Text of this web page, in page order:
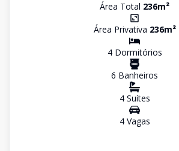
Área Total 236m²
Área Privativa 236m²
4Dormitórios
6 Banheiros
4Suítes
4Vagas